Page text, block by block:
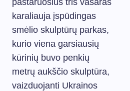
pastaruosius tris vasaras
karaliauja įspūdingas
smėlio skulptūrų parkas,
kurio viena garsiausių
kūrinių buvo penkių
metrų aukščio skulptūra,
vaizduojanti Ukrainos